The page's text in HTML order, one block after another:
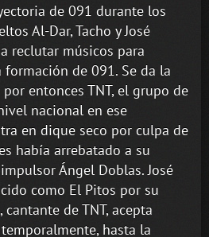
de 091 durante los
Al-Dar, Tacho y José
reclutar músicos para
de 091. Se da la
entonces TNT, el grupo de
nacional en ese
en dique seco por culpa de
había arrebatado a su
Ángel Doblas. José
como El Pitos por su
de TNT, acepta
hasta la